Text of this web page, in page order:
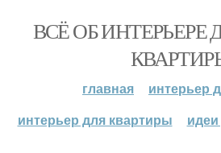
ВСЁ ОБ
главная
интерьер
интерьер для квартиры